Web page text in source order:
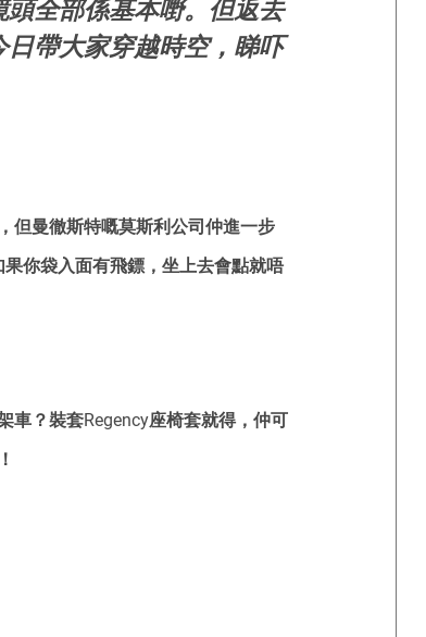
全部係基本嘢。但返去
帶大家穿越時空，睇吓
但曼徹斯特嘅莫斯利公司仲進一步
你袋入面有飛鏢，坐上去會點就唔
車？裝套Regency座椅套就得，仲可